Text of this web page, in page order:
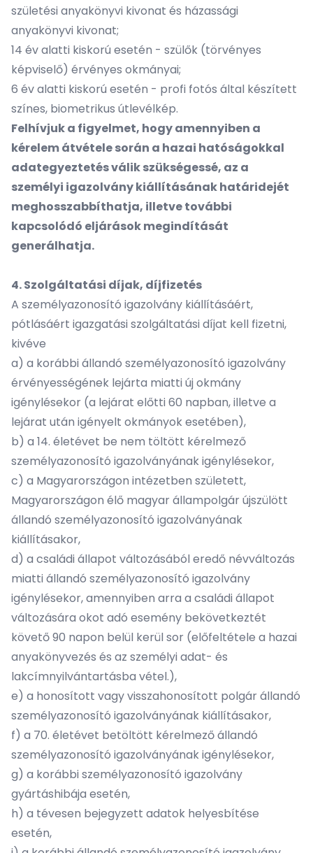
születési anyakönyvi kivonat és házassági
anyakönyvi kivonat;
14 év alatti kiskorú esetén - szülők (törvényes
képviselő) érvényes okmányai;
6 év alatti kiskorú esetén - profi fotós által készített
színes, biometrikus útlevélkép.
Felhívjuk a figyelmet, hogy amennyiben a
kérelem átvétele során a hazai hatóságokkal
adategyeztetés válik szükségessé, az a
személyi igazolvány kiállításának határidejét
meghosszabbíthatja, illetve további
kapcsolódó eljárások megindítását
generálhatja.
4. Szolgáltatási díjak, díjfizetés
A személyazonosító igazolvány kiállításáért,
pótlásáért igazgatási szolgáltatási díjat kell fizetni,
kivéve
a) a korábbi állandó személyazonosító igazolvány
érvényességének lejárta miatti új okmány
igénylésekor (a lejárat előtti 60 napban, illetve a
lejárat után igényelt okmányok esetében),
b) a 14. életévet be nem töltött kérelmező
személyazonosító igazolványának igénylésekor,
c) a Magyarországon intézetben született,
Magyarországon élő magyar állampolgár újszülött
állandó személyazonosító igazolványának
kiállításakor,
d) a családi állapot változásából eredő névváltozás
miatti állandó személyazonosító igazolvány
igénylésekor, amennyiben arra a családi állapot
változására okot adó esemény bekövetkeztét
követő 90 napon belül kerül sor (előfeltétele a hazai
anyakönyvezés és az személyi adat- és
lakcímnyilvántartásba vétel.),
e) a honosított vagy visszahonosított polgár állandó
személyazonosító igazolványának kiállításakor,
f) a 70. életévet betöltött kérelmező állandó
személyazonosító igazolványának igénylésekor,
g) a korábbi személyazonosító igazolvány
gyártáshibája esetén,
h) a tévesen bejegyzett adatok helyesbítése
esetén,